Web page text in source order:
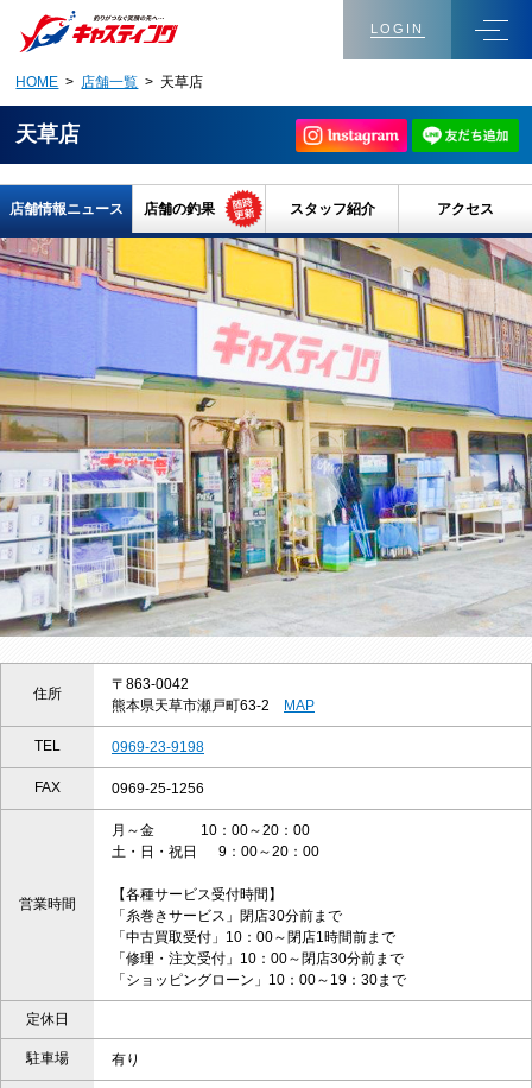
LOGIN
HOME > 店舗一覧 > 天草店
天草店
店舗情報ニュース 店舗の釣果 スタッフ紹介 アクセス
住所
〒863-0042
熊本県天草市瀬戸町63-2
MAP
TEL 0969-23-9198
FAX 0969-25-1256
営業時間
月～金 10：00～20：00
土・日・祝日 9：00～20：00
【各種サービス受付時間】
「糸巻きサービス」閉店30分前まで
「中古買取受付」10：00～閉店1時間前まで
「修理・注文受付」10：00～閉店30分前まで
「ショッピングローン」10：00～19：30まで
定休日
駐車場 有り